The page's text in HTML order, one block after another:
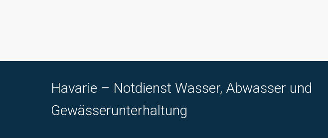
Havarie – Notdienst Wasser, Abwasser und
Gewässerunterhaltung